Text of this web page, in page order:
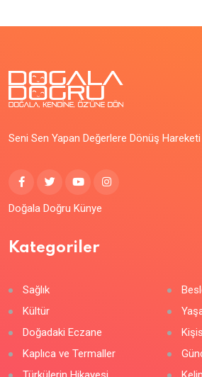
Seni Sen Yapan Değerlere Dönüş Hareketi
Doğala Doğru Künye
Kategoriler
Sağlık
Kültür
Doğadaki Eczane
Kaplıca ve Termaller